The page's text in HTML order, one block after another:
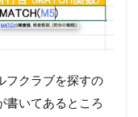
フクラブを探すの
書いてあるところ